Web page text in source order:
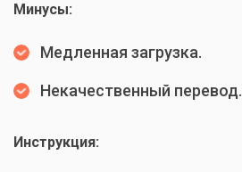
Минусы:
Медленная загрузка.
Некачественный перевод.
Инструкция: